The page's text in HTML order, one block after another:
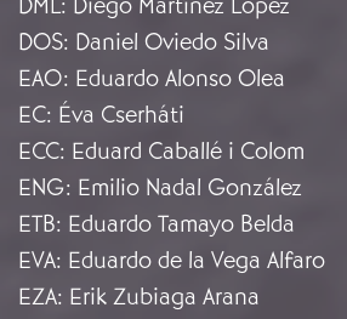
DOS: Daniel Oviedo Silva
EAO: Eduardo Alonso Olea
EC: Éva Cserháti
ECC: Eduard Caballé i Colom
ENG: Emilio Nadal González
ETB: Eduardo Tamayo Belda
EVA: Eduardo de la Vega Alfaro
EZA: Erik Zubiaga Arana